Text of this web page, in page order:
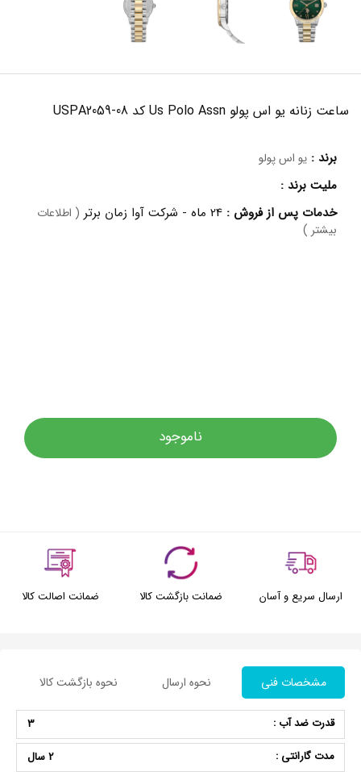
ساعت زنانه یو اس پولو Us Polo Assn کد USPA2059-08
برند : یو اس پولو
ملیت برند :
خدمات پس از فروش : 24 ماه - شرکت آوا زمان برتر ( اطلاعات
بیشتر )
ناموجود
ارسال سریع و آسان ضمانت بازگشت کالا ضمانت اصالت کالا
مشخصات فنی نحوه ارسال نحوه بازگشت کالا
قدرت ضد آب :
3
مدت گارانتی :
2 سال